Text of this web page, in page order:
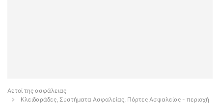
Αετοί της ασφάλειας
Κλειδαράδες, Συστήματα Ασφαλείας, Πόρτες Ασφαλείας - περιοχή